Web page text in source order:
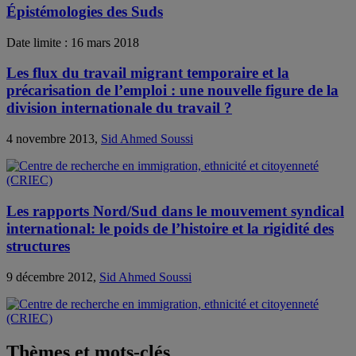
Épistémologies des Suds
Date limite : 16 mars 2018
Les flux du travail migrant temporaire et la
précarisation de l’emploi : une nouvelle figure de la
division internationale du travail ?
4 novembre 2013, Sid Ahmed Soussi
Les rapports Nord/Sud dans le mouvement syndical
international: le poids de l’histoire et la rigidité des
structures
9 décembre 2012, Sid Ahmed Soussi
Thèmes et mots-clés